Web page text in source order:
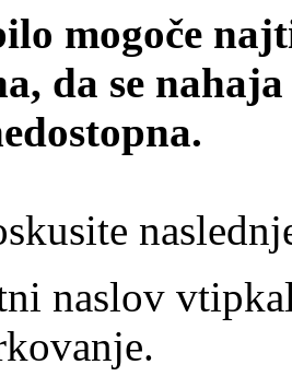
mogoče
da se
naslov